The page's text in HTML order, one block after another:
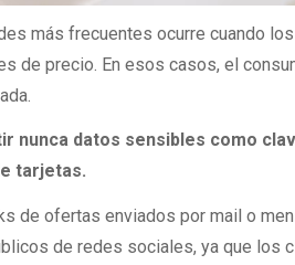
más frecuentes ocurre cuando
de precio. En esos casos, el
nunca datos sensibles como
tarjetas.
de ofertas enviados por mail o
de redes sociales, ya que los